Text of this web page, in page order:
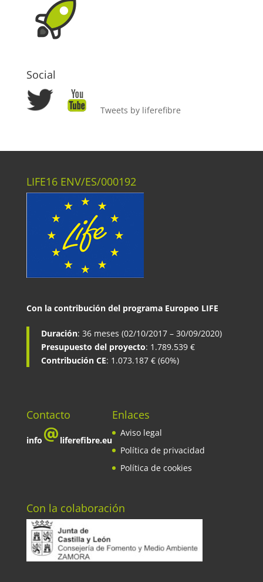
Social
Tweets by liferefibre
LIFE16 ENV/ES/000192
Con la contribución del programa Europeo LIFE
Duración: 36 meses (02/10/2017 – 30/09/2020)
Presupuesto del proyecto: 1.789.539 €
Contribución CE: 1.073.187 € (60%)
Contacto
info liferefibre.eu
Enlaces
Aviso legal
Política de privacidad
Política de cookies
Con la colaboración